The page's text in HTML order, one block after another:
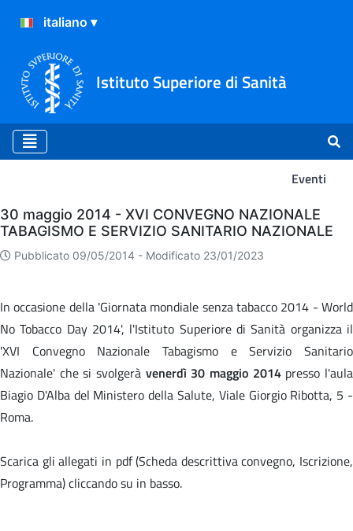
Istituto Superiore di Sanità
Eventi
Eventi
30 maggio 2014 - XVI CONVEGNO NAZIONALE
TABAGISMO E SERVIZIO SANITARIO NAZIONALE
Pubblicato 09/05/2014 - Modificato 23/01/2023
In occasione della 'Giornata mondiale senza tabacco 2014 - World
No Tobacco Day 2014', l'Istituto Superiore di Sanità organizza il
'XVI Convegno Nazionale Tabagismo e Servizio Sanitario
Nazionale' che si svolgerà venerdì 30 maggio 2014presso l'aula
Biagio D'Alba del Ministero della Salute, Viale Giorgio Ribotta, 5 -
Roma.
Scarica gli allegati in pdf (Scheda descrittiva convegno, Iscrizione,
Programma) cliccando su in basso.